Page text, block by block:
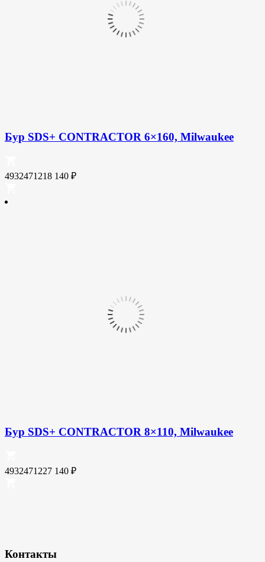
Бур SDS+ CONTRACTOR 6×160, Milwaukee
4932471218 140 ₽
Бур SDS+ CONTRACTOR 8×110, Milwaukee
4932471227 140 ₽
Контакты